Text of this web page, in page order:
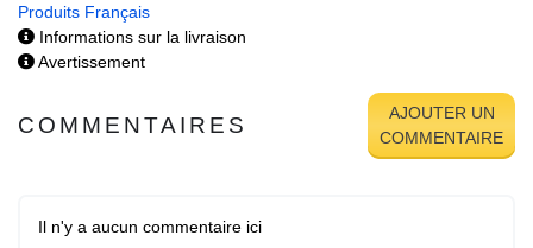
Produits Français
Informations sur la livraison
Avertissement
COMMENTAIRES
AJOUTER UN
COMMENTAIRE
Il n'y a aucun commentaire ici